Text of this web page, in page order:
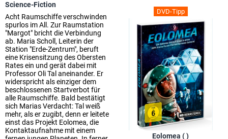
DVD-Tipp
Eolomea ( )
Science-Fiction
Acht Raumschiffe verschwinden
spurlos im All. Zur Raumstation
"Margot" bricht die Verbindung
ab. Maria Scholl, Leiterin der
Station "Erde-Zentrum", beruft
eine Krisensitzung des Obersten
Rates ein und gerät dabei mit
Professor Oli Tal aneinander. Er
widerspricht als einziger dem
beschlossenen Startverbot für
alle Raumschiffe. Bald bestätigt
sich Marias Verdacht: Tal weiß
mehr, als er zugibt, denn er leitete
einst das Projekt Eolomea, die
Kontaktaufnahme mit einem